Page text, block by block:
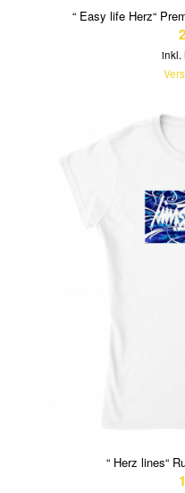
“ Easy life Herz“
inkl.
“ Herz lines“